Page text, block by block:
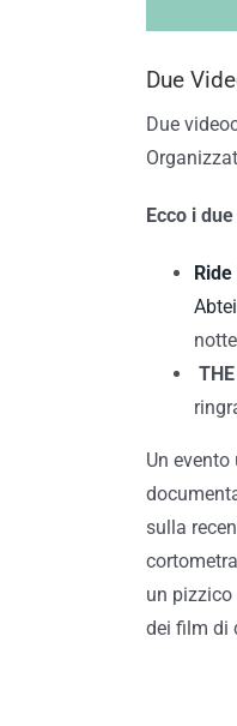
Due
Due
Ecco i
Un
sulla
un
dei film di